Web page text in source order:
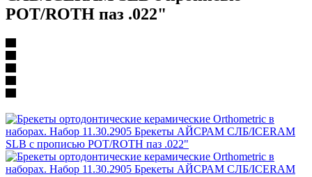
РОТ/ROTH паз .022"